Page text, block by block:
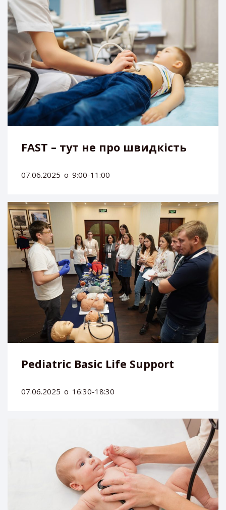
FAST – тут не про швидкість
07.06.2025 о 9:00-11:00
Pediatric Basic Life Support
07.06.2025 о 16:30-18:30